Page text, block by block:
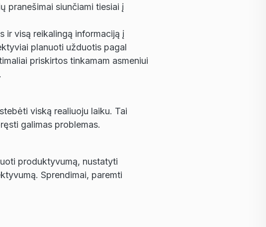
pranešimai siunčiami tiesiai į
ir visą reikalingą informaciją į
planuoti užduotis pagal
priskirtos tinkamam asmeniui
viską realiuoju laiku. Tai
galimas problemas.
produktyvumą, nustatyti
Sprendimai, paremti